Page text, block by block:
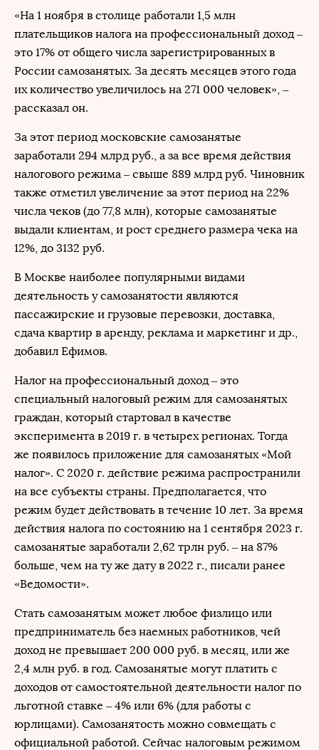
«На 1 ноября в столице работали 1,5 млн
плательщиков налога на профессиональный доход –
это 17% от общего числа зарегистрированных в
России самозанятых. За десять месяцев этого года
их количество увеличилось на 271 000 человек», –
рассказал он.
За этот период московские самозанятые
заработали 294 млрд руб., а за все время действия
налогового режима – свыше 889 млрд руб. Чиновник
также отметил увеличение за этот период на 22%
числа чеков (до 77,8 млн), которые самозанятые
выдали клиентам, и рост среднего размера чека на
12%, до 3132 руб.
В Москве наиболее популярными видами
деятельность у самозанятости являются
пассажирские и грузовые перевозки, доставка,
сдача квартир в аренду, реклама и маркетинг и др.,
добавил Ефимов.
Налог на профессиональный доход – это
специальный налоговый режим для самозанятых
граждан, который стартовал в качестве
эксперимента в 2019 г. в четырех регионах. Тогда
же появилось приложение для самозанятых «Мой
налог». С 2020 г. действие режима распространили
на все субъекты страны. Предполагается, что
режим будет действовать в течение 10 лет. За время
действия налога по состоянию на 1 сентября 2023 г.
самозанятые заработали 2,62 трлн руб. – на 87%
больше, чем на ту же дату в 2022 г., писали ранее
«Ведомости».
Стать самозанятым может любое физлицо или
предприниматель без наемных работников, чей
доход не превышает 200 000 руб. в месяц, или же
2,4 млн руб. в год. Самозанятые могут платить с
доходов от самостоятельной деятельности налог по
льготной ставке – 4% или 6% (для работы с
юрлицами). Самозанятость можно совмещать с
официальной работой. Сейчас налоговым режимом